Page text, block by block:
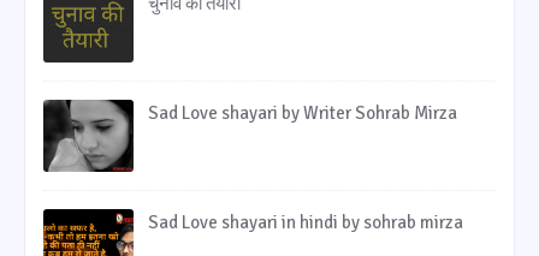
Sad Love shayari by Writer Sohrab Mirza
Sad Love shayari in hindi by sohrab mirza